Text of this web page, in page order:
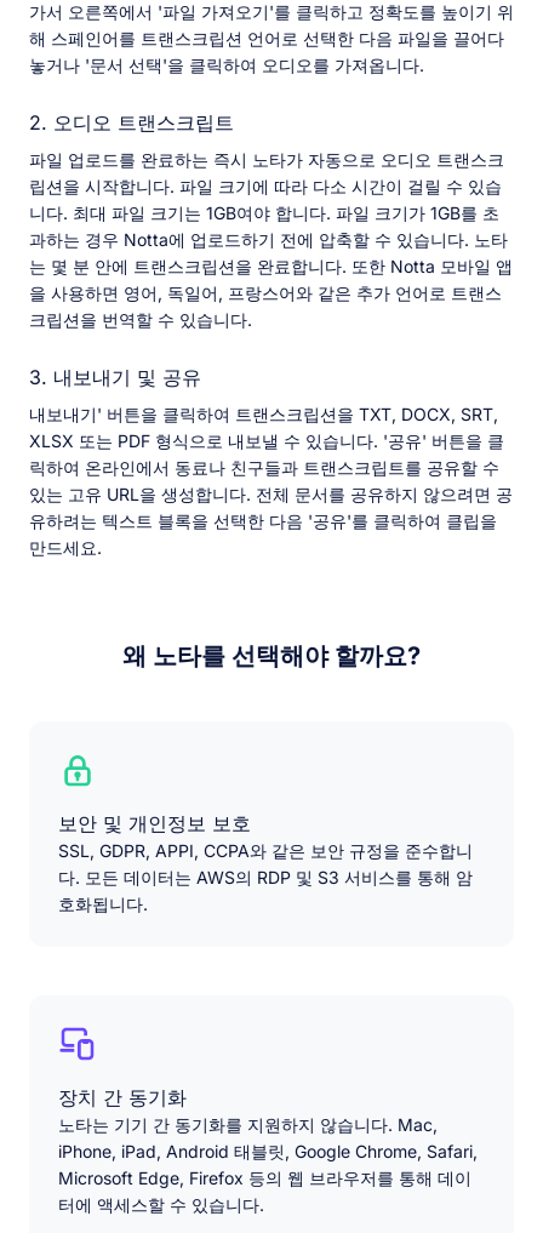
가서 오른쪽에서 '파일 가져오기'를 클릭하고 정확도를 높이기 위
해 스페인어를 트랜스크립션 언어로 선택한 다음 파일을 끌어다
놓거나 '문서 선택'을 클릭하여 오디오를 가져옵니다.
2. 오디오 트랜스크립트
파일 업로드를 완료하는 즉시 노타가 자동으로 오디오 트랜스크
립션을 시작합니다. 파일 크기에 따라 다소 시간이 걸릴 수 있습
니다. 최대 파일 크기는 1GB여야 합니다. 파일 크기가 1GB를 초
과하는 경우 Notta에 업로드하기 전에 압축할 수 있습니다. 노타
는 몇 분 안에 트랜스크립션을 완료합니다. 또한 Notta 모바일 앱
을 사용하면 영어, 독일어, 프랑스어와 같은 추가 언어로 트랜스
크립션을 번역할 수 있습니다.
3. 내보내기 및 공유
내보내기' 버튼을 클릭하여 트랜스크립션을 TXT, DOCX, SRT,
XLSX 또는 PDF 형식으로 내보낼 수 있습니다. '공유' 버튼을 클
릭하여 온라인에서 동료나 친구들과 트랜스크립트를 공유할 수
있는 고유 URL을 생성합니다. 전체 문서를 공유하지 않으려면 공
유하려는 텍스트 블록을 선택한 다음 '공유'를 클릭하여 클립을
만드세요.
왜 노타를 선택해야 할까요?
보안 및 개인정보 보호
SSL, GDPR, APPI, CCPA와 같은 보안 규정을 준수합니
다. 모든 데이터는 AWS의 RDP 및 S3 서비스를 통해 암
호화됩니다.
장치 간 동기화
노타는 기기 간 동기화를 지원하지 않습니다. Mac,
iPhone, iPad, Android 태블릿, Google Chrome, Safari,
Microsoft Edge, Firefox 등의 웹 브라우저를 통해 데이
터에 액세스할 수 있습니다.